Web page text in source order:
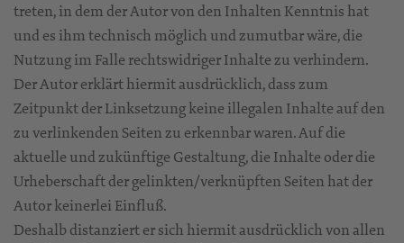
treten, in dem der Autor von den Inhalten Kenntnis hat
und es ihm technisch möglich und zumutbar wäre, die
Nutzung im Falle rechtswidriger Inhalte zu verhindern.
Der Autor erklärt hiermit ausdrücklich, dass zum
Zeitpunkt der Linksetzung keine illegalen Inhalte auf den
zu verlinkenden Seiten zu erkennbar waren. Auf die
aktuelle und zukünftige Gestaltung, die Inhalte oder die
Urheberschaft der gelinkten/verknüpften Seiten hat der
Autor keinerlei Einfluß.
Deshalb distanziert er sich hiermit ausdrücklich von allen